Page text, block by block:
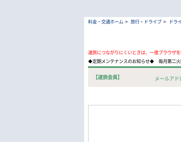
料金・交通ホーム > 旅行・ドライブ > ドラ
速旅につながりにくいときは、一度ブラウザ
◆定期メンテナンスのお知らせ◆ 毎月第二
【速旅会員】 メールアド